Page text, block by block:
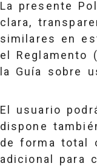
La presente
clara,
similares en
el Reglamento
la Guía sobre
El usuario
dispone
de forma total
adicional para